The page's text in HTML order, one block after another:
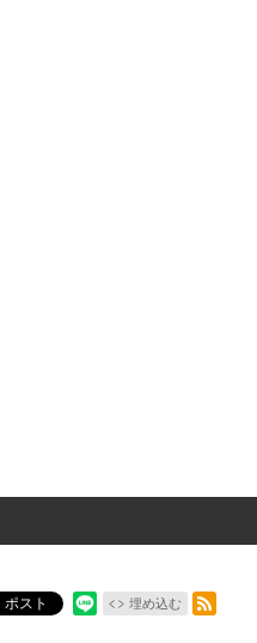
ポスト 埋め込む